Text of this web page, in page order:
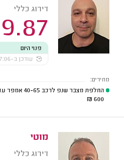
דירוג כללי
9.87
פנוי היום
עודכן ב-17:06
מחירים:
החלפת מצבר שנפ לרכב 40-65 אמפר עד בית הלקוח
600
₪
מוטי
דירוג כללי